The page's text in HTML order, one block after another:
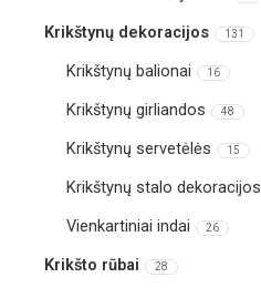
Krikštynų dekoracijos 131
Krikštynų balionai 16
Krikštynų girliandos 48
Krikštynų servetėlės 15
Krikštynų stalo dekoracijos
Vienkartiniai indai 26
Krikšto rūbai 28